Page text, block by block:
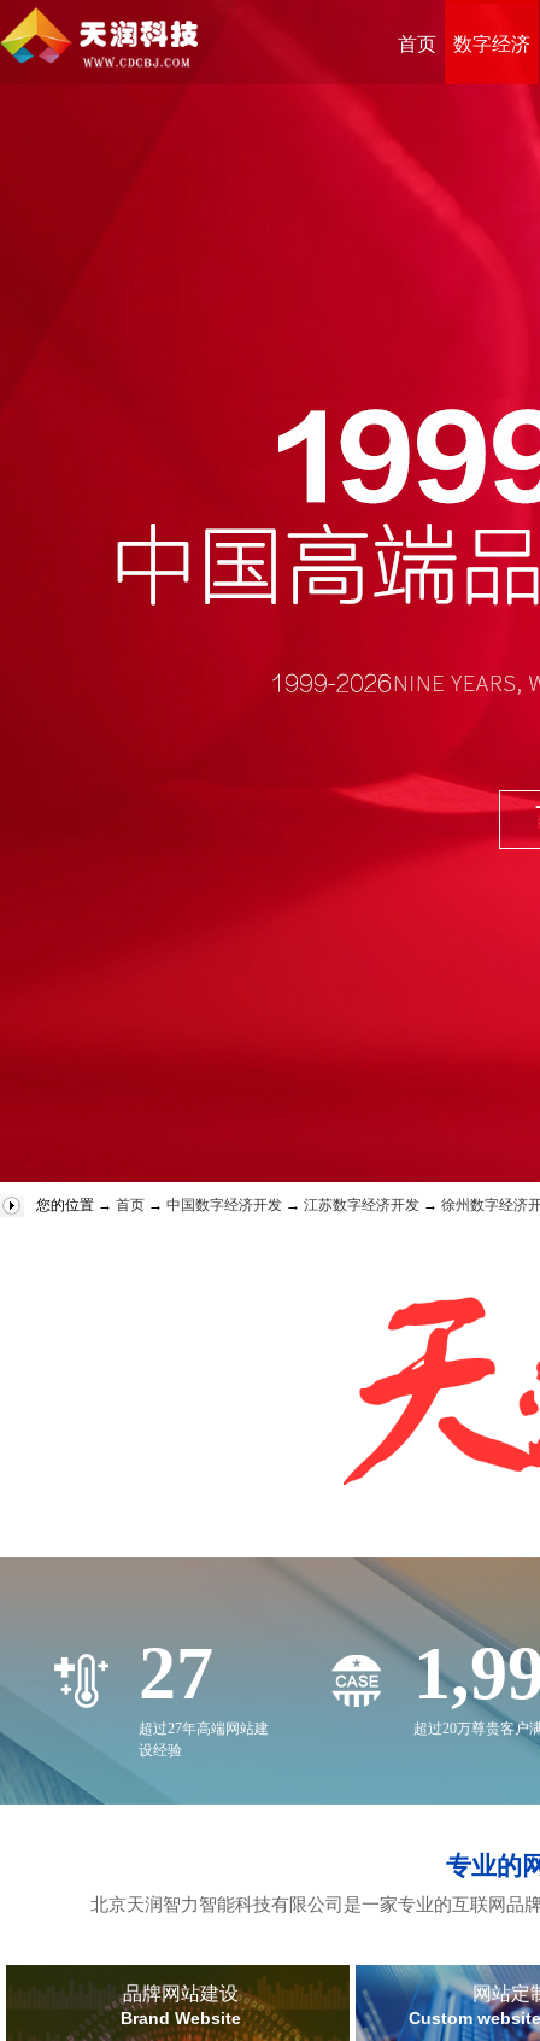
首页 数字经济
您的位置 → 首页 → 中国数字经济开发 → 江苏数字经济开发 → 徐州数字经济
27
超过27年高端网站建
设经验
超过20万尊贵客户
专业的
北京天润智力智能科技有限公司是一家专业的互联网品
品牌网站建设
Brand Website
网站定
Custom